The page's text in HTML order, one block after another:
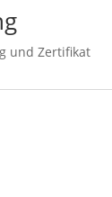
und Zertifikat